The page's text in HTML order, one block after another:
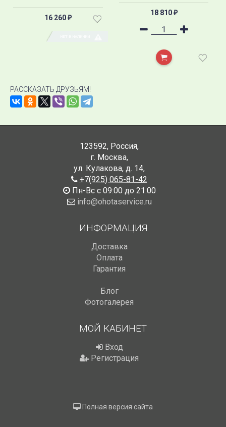
16 260 ₽
18 810 ₽
РАССКАЗАТЬ ДРУЗЬЯМ!
123592, Россия,
г. Москва,
ул. Кулакова, д. 14,
+7(925) 065-81-42
Пн-Вс с 09:00 до 21:00
info@ohotaservice.ru
ИНФОРМАЦИЯ
Доставка
Оплата
Гарантия
Блог
Фотогалерея
МОЙ КАБИНЕТ
Вход
Регистрация
Полная версия сайта